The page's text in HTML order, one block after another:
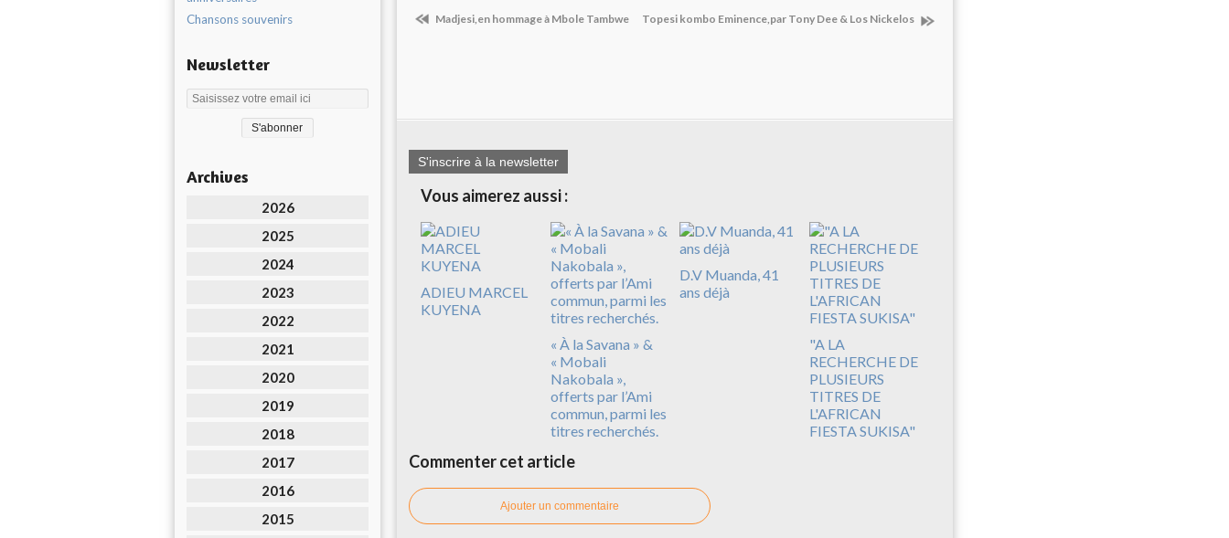
Chansons souvenirs
Newsletter
Archives
2026
2025
2024
2023
2022
2021
2020
2019
2018
2017
2016
2015
Madjesi,en hommage à Mbole Tambwe Topesi kombo Eminence,par Tony Dee & Los Nickelos
S'inscrire à la newsletter
Vous aimerez aussi :
ADIEU MARCEL
KUYENA
« À la Savana » &
« Mobali
Nakobala »,
offerts par l’Ami
commun, parmi les
titres recherchés.
D.V Muanda, 41
ans déjà
"A LA
RECHERCHE DE
PLUSIEURS
TITRES DE
L'AFRICAN
FIESTA SUKISA"
Commenter cet article
Ajouter un commentaire